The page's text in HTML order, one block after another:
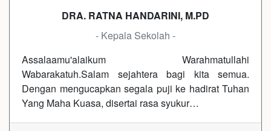
DRA. RATNA HANDARINI, M.PD
- Kepala Sekolah -
Assalaamu'alaikum Warahmatullahi
Wabarakatuh.Salam sejahtera bagi kita semua.
Dengan mengucapkan segala puji ke hadirat Tuhan
Yang Maha Kuasa, disertai rasa syukur…